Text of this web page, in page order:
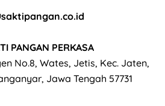
PANGAN PERKASA
No.8, Wates, Jetis, Kec. Jaten,
Jawa Tengah 57731